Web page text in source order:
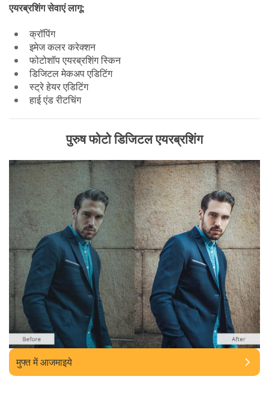
एयरब्रशिंग सेवाएं लागू:
क्रॉपिंग
इमेज कलर करेक्शन
फोटोशॉप एयरब्रशिंग स्किन
डिजिटल मेकअप एडिटिंग
स्ट्रे हेयर एडिटिंग
हाई एंड रीटचिंग
पुरुष फोटो डिजिटल एयरब्रशिंग
मुफ्त में आजमाइये